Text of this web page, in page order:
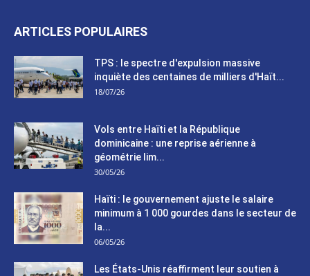
ARTICLES POPULAIRES
TPS : le spectre d'expulsion massive
inquiète des centaines de milliers d'Haït...
18/07/26
Vols entre Haïti et la République
dominicaine : une reprise aérienne à
géométrie lim...
30/05/26
Haïti : le gouvernement ajuste le salaire
minimum à 1 000 gourdes dans le secteur de
la...
06/05/26
Les États-Unis réaffirment leur soutien à